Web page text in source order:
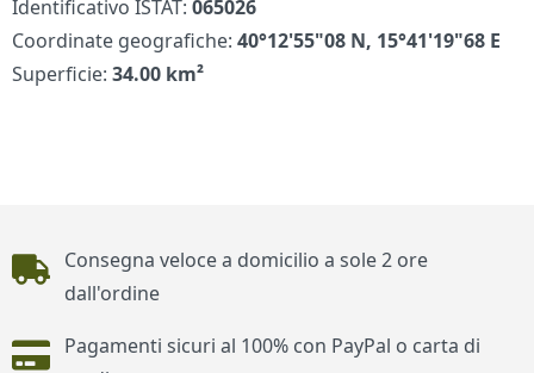
Identificativo ISTAT:065026
Coordinate geografiche:40°12'55"08 N, 15°41'19"68 E
Superficie:34.00 km²
Piè di pagina
Consegna veloce a domicilio a sole 2 ore
dall'ordine
Pagamenti sicuri al 100% con PayPal o carta di